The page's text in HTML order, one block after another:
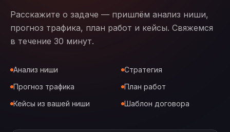
Расскажите о задаче — пришлём анализ ниши,
прогноз трафика, план работ и кейсы. Свяжемся
в течение 30 минут.
Анализ ниши
Стратегия
Прогноз трафика
План работ
Кейсы из вашей ниши
Шаблон договора